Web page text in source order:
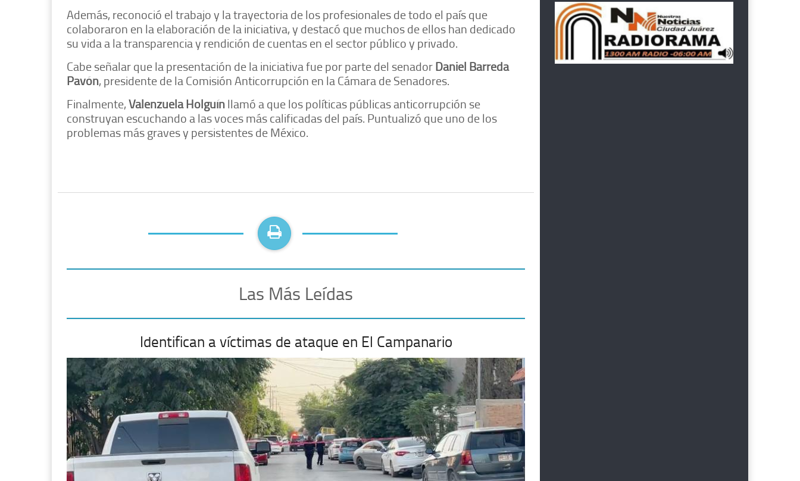
Además, reconoció el trabajo y la trayectoria de los profesionales de todo el país que
colaboraron en la elaboración de la iniciativa, y destacó que muchos de ellos han dedicado
su vida a la transparencia y rendición de cuentas en el sector público y privado.
Cabe señalar que la presentación de la iniciativa fue por parte del senadorDaniel Barreda
Pavón, presidente de la Comisión Anticorrupción en la Cámara de Senadores.
Finalmente,Valenzuela Holguínllamó a que los políticas públicas anticorrupción se
construyan escuchando a las voces más calificadas del país. Puntualizó que uno de los
problemas más graves y persistentes de México.
Las Más Leídas
Identifican a víctimas de ataque en El Campanario